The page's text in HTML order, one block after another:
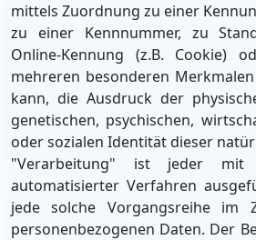
mittels Zuordnung zu einer
zu einer Kennnummer, zu
Online-Kennung (z.B. Cookie)
mehreren besonderen
kann, die Ausdruck der
genetischen, psychischen,
oder sozialen Identität dieser
"Verarbeitung" ist jeder
automatisierter Verfahren
jede solche Vorgangsreihe im
personenbezogenen Daten. Der